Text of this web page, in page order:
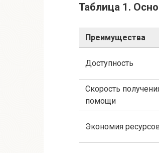
Таблица 1.
Преимущества
Доступность
Скорость
помощи
Экономия